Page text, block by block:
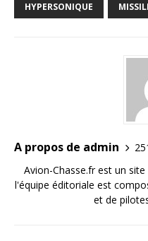
HYPERSONIQUE
A propos de admin
Avion-Chasse.fr est un
l'équipe éditoriale est
et de